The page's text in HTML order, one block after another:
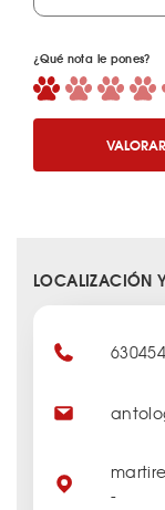
¿Qué nota le pones?
VALORAR
LOCALIZACIÓN Y
-